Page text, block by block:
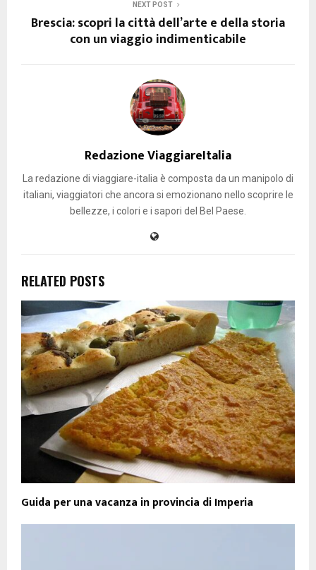
NEXT POST
Brescia: scopri la città dell’arte e della storia
con un viaggio indimenticabile
Redazione ViaggiareItalia
La redazione di viaggiare-italia è composta da un manipolo di
italiani, viaggiatori che ancora si emozionano nello scoprire le
bellezze, i colori e i sapori del Bel Paese.
RELATED POSTS
Guida per una vacanza in provincia di Imperia